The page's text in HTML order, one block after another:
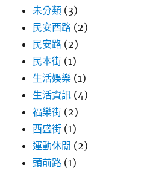
未分類 (3)
民安西路 (2)
民安路 (2)
民本街 (1)
生活娛樂 (1)
生活資訊 (4)
福樂街 (2)
西盛街 (1)
運動休閒 (2)
頭前路 (1)